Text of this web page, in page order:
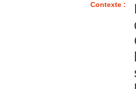
Contexte :